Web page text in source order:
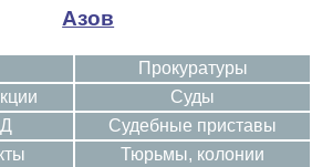
Азов
Прокуратуры
Суды
Судебные приставы
Тюрьмы, колонии